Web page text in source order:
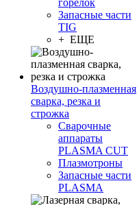
горелок
Запасные части
TIG
+ ЕЩЕ
Воздушно-плазменная
сварка, резка и
строжка
Сварочные
аппараты
PLASMA CUT
Плазмотроны
Запасные части
PLASMA